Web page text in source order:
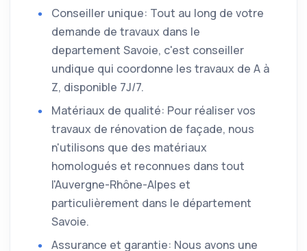
Conseiller unique: Tout au long de votre
demande de travaux dans le
departement Savoie, c'est conseiller
undique qui coordonne les travaux de A à
Z, disponible 7J/7.
Matériaux de qualité: Pour réaliser vos
travaux de rénovation de façade, nous
n'utilisons que des matériaux
homologués et reconnues dans tout
l'Auvergne-Rhône-Alpes et
particulièrement dans le département
Savoie.
Assurance et garantie: Nous avons une